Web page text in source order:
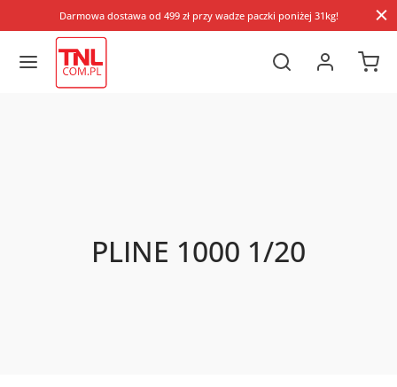
Darmowa dostawa od 499 zł przy wadze paczki poniżej 31kg!
PLINE 1000 1/20